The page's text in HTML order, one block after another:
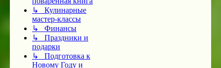
↳ Кулинарные
мастер-классы
↳ Финансы
↳ Праздники и
подарки
↳ Подготовка к
Новому Году и